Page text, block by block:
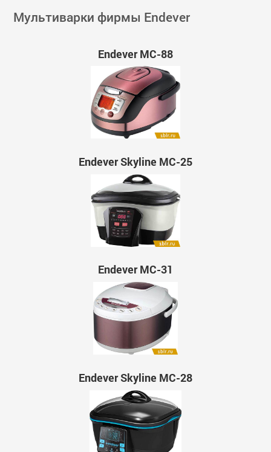
Мультиварки фирмы Endever
Endever MC-88
Endever Skyline MC-25
Endever MC-31
Endever Skyline MC-28